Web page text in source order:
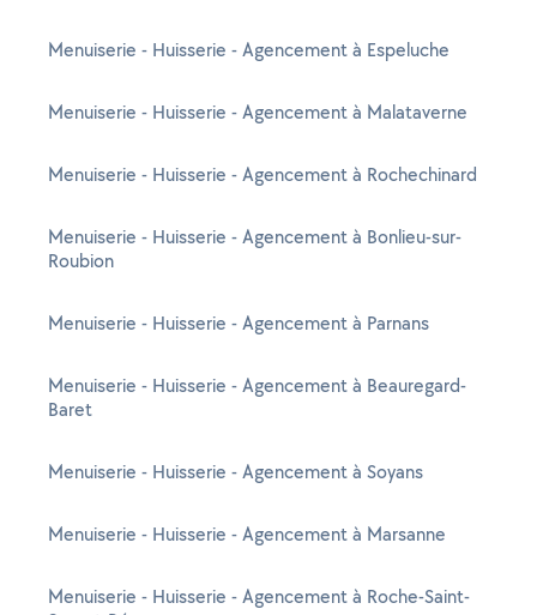
Menuiserie - Huisserie - Agencement à Espeluche
Menuiserie - Huisserie - Agencement à Malataverne
Menuiserie - Huisserie - Agencement à Rochechinard
Menuiserie - Huisserie - Agencement à Bonlieu-sur-
Roubion
Menuiserie - Huisserie - Agencement à Parnans
Menuiserie - Huisserie - Agencement à Beauregard-
Baret
Menuiserie - Huisserie - Agencement à Soyans
Menuiserie - Huisserie - Agencement à Marsanne
Menuiserie - Huisserie - Agencement à Roche-Saint-